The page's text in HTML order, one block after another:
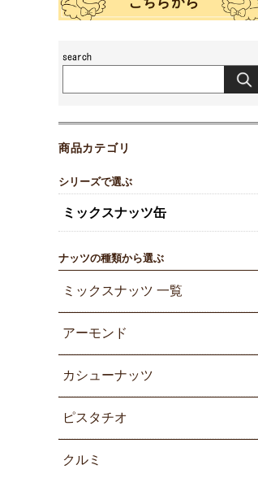
商品カテゴリ
シリーズで選ぶ
ミックスナッツ缶
ナッツの種類から選ぶ
ミックスナッツ 一覧
アーモンド
カシューナッツ
ピスタチオ
クルミ